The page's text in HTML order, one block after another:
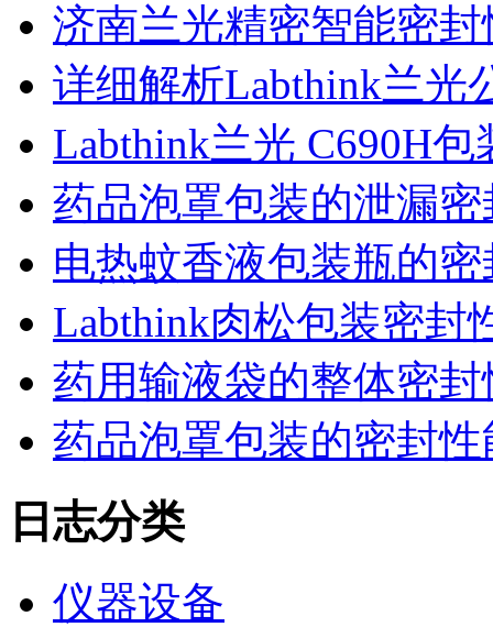
济南兰光精密智能密
详细解析Labthink兰光
Labthink兰光 C690H
药品泡罩包装的泄漏
电热蚊香液包装瓶的
Labthink肉松包装密封
药用输液袋的整体密
药品泡罩包装的密封
日志分类
仪器设备